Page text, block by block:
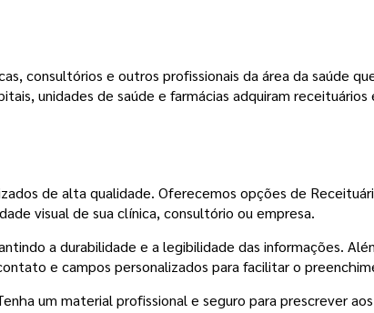
consultórios e outros profissionais da área da saúde
unidades de saúde e farmácias adquiram
de alta qualidade. Oferecemos opções de
visual de sua clínica, consultório ou empresa.
a durabilidade e a legibilidade das informações.
e campos personalizados para facilitar o
um material profissional e seguro para prescrever